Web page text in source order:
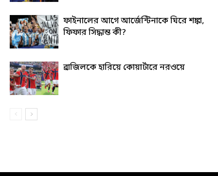
ফাইনালের আগে আর্জেন্টিনাকে ঘিরে শঙ্কা,
ফিফার সিদ্ধান্ত কী?
ব্রাজিলকে হারিয়ে কোয়ার্টারে নরওয়ে